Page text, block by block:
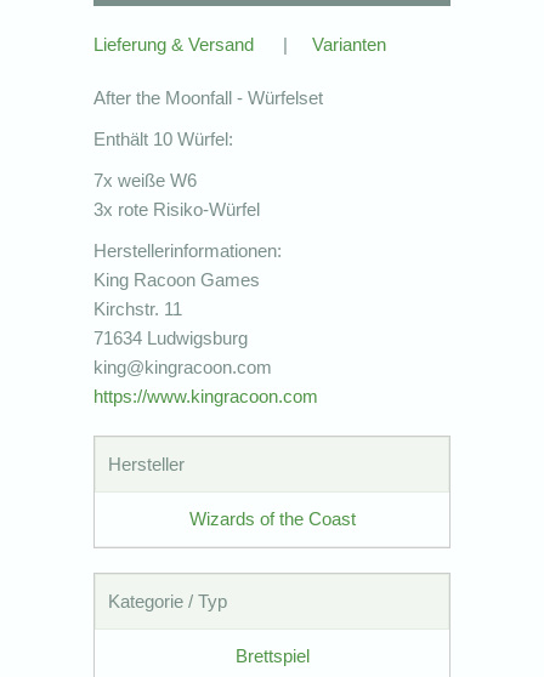
Lieferung & Versand | Varianten
After the Moonfall - Würfelset
Enthält 10 Würfel:
7x weiße W6
3x rote Risiko-Würfel
Herstellerinformationen:
King Racoon Games
Kirchstr. 11
71634 Ludwigsburg
king@kingracoon.com
https://www.kingracoon.com
Hersteller
Wizards of the Coast
Kategorie / Typ
Brettspiel